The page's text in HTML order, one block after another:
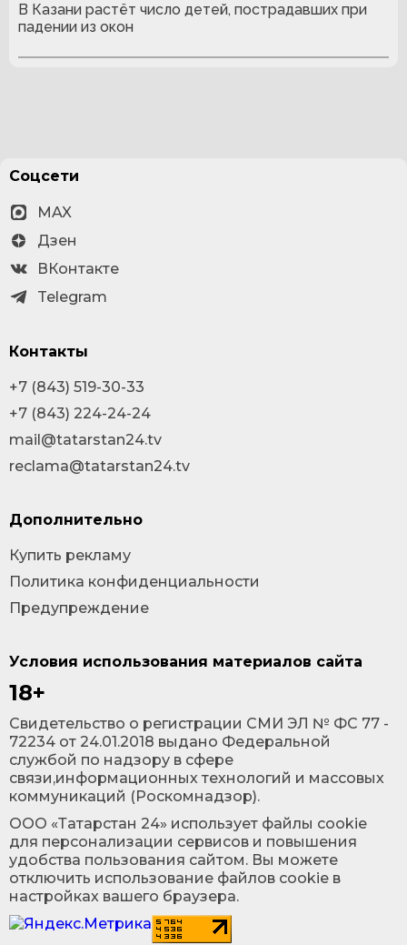
В Казани растёт число детей, пострадавших при
падении из окон
Условия использования материалов сайта
18+
Cвидетельство о регистрации СМИ ЭЛ № ФС 77 -
72234 от 24.01.2018 выдано Федеральной
службой по надзору в сфере
связи,информационных технологий и массовых
коммуникаций (Роскомнадзор).
ООО «Татарстан 24» использует файлы cookie
для персонализации сервисов и повышения
удобства пользования сайтом. Вы можете
отключить использование файлов cookie в
настройках вашего браузера.
Соцсети
MAX
Дзен
ВКонтакте
Telegram
Контакты
+7 (843) 519-30-33
+7 (843) 224-24-24
mail@tatarstan24.tv
reclama@tatarstan24.tv
Дополнительно
Купить рекламу
Политика конфиденциальности
Предупреждение